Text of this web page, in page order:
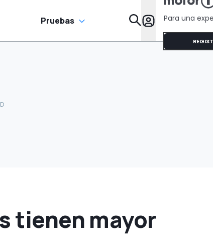
Pruebas Para una
tienen mayor